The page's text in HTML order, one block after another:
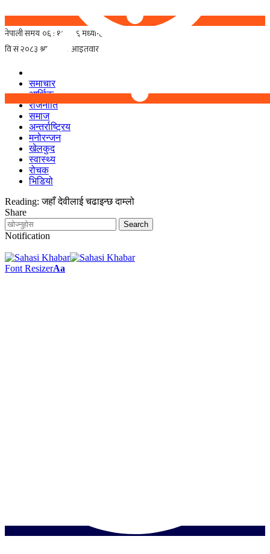
समाचार
आर्थिक
राजनीति
समाज
अन्तर्राष्ट्रिय
मनोरन्जन
खेलकुद
स्वास्थ्य
रोचक
भिडियो
Reading: जहाँ देवीलाई चढाइन्छ दाम्लो
Share
Notification
Font ResizerAa